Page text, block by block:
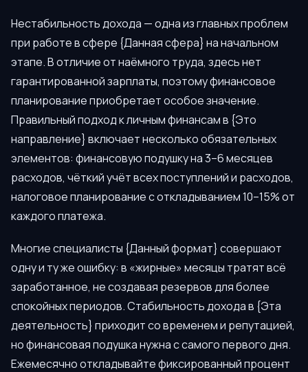
Нестабильность дохода — одна из главных проблем
при работе в сфере {Данная сфера} на начальном
этапе. В отличие от наёмного труда, здесь нет
гарантированной зарплаты, поэтому финансовое
планирование приобретает особое значение.
Правильный подход к личным финансам в {Это
направление} включает несколько обязательных
элементов: финансовую подушку на 3–6 месяцев
расходов, чёткий учёт всех поступлений и расходов,
налоговое планирование с откладыванием 10–15% от
каждого платежа.
Многие специалисты {Данный формат} совершают
одну и ту же ошибку: в «жирные» месяцы тратят всё
заработанное, не создавая резервов для более
спокойных периодов. Стабильность дохода в {Эта
деятельность} приходит со временем и репутацией,
но финансовая подушка нужна с самого первого дня.
Ежемесячно откладывайте фиксированный процент